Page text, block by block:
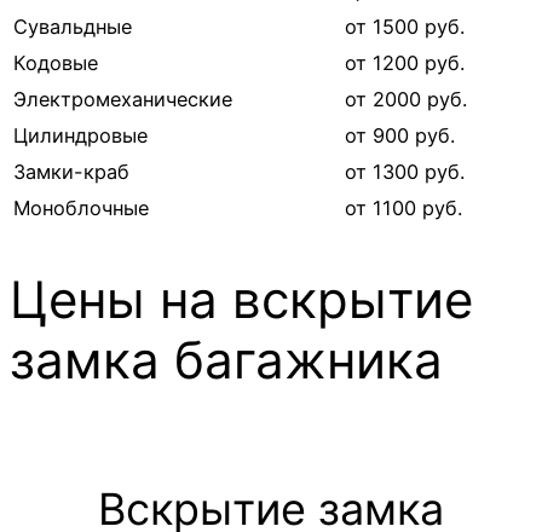
Сувальдные
от 1500 руб.
Кодовые
от 1200 руб.
Электромеханические
от 2000 руб.
Цилиндровые
от 900 руб.
Замки-краб
от 1300 руб.
Моноблочные
от 1100 руб.
Цены на вскрытие
замка багажника
Вскрытие замка